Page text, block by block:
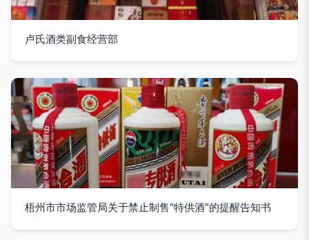
卢氏酒类副食经营部
梧州市市场监管局关于禁止制售“特供酒”的提醒告知书